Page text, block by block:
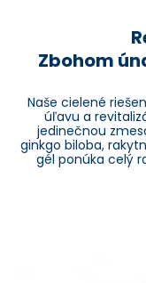
Zbohom
Naše cielené
úľavu a
jedinečnou
ginkgo biloba,
gél ponúka celý